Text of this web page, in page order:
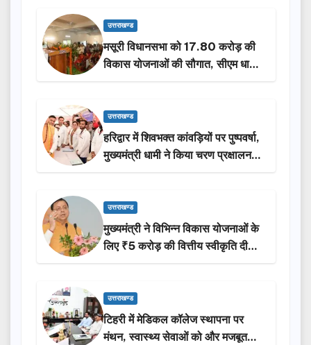
उत्तराखण्ड
मसूरी विधानसभा को 17.80 करोड़ की
विकास योजनाओं की सौगात, सीएम धामी
ने किया लोकार्पण-शिलान्यास.
उत्तराखण्ड
हरिद्वार में शिवभक्त कांवड़ियों पर पुष्पवर्षा,
मुख्यमंत्री धामी ने किया चरण प्रक्षालन…
उत्तराखण्ड
मुख्यमंत्री ने विभिन्न विकास योजनाओं के
लिए ₹5 करोड़ की वित्तीय स्वीकृति दी…
उत्तराखण्ड
टिहरी में मेडिकल कॉलेज स्थापना पर
मंथन, स्वास्थ्य सेवाओं को और मजबूत